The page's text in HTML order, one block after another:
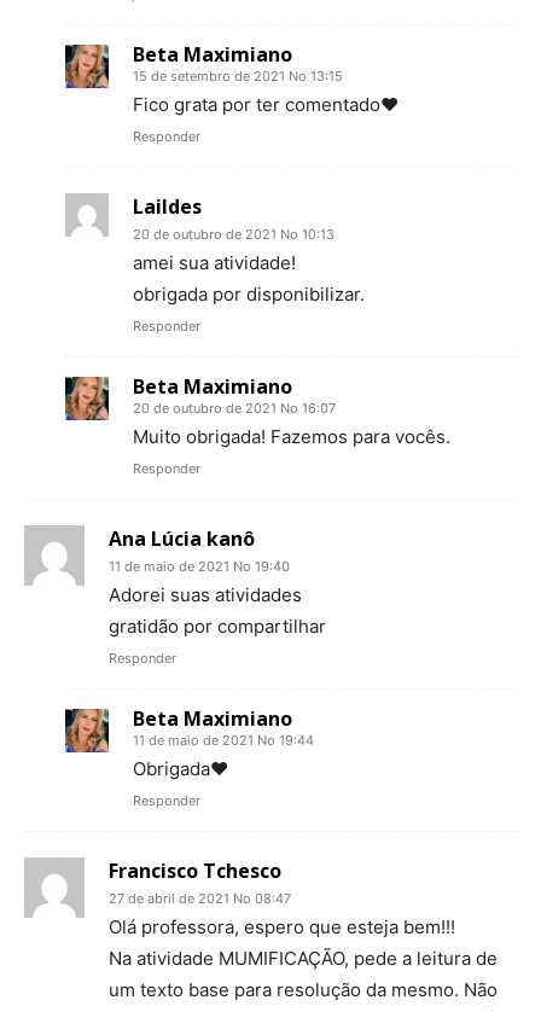
Beta Maximiano
15 de setembro de 2021 No 13:15
Fico grata por ter comentado♥
Responder
Laildes
20 de outubro de 2021 No 10:13
amei sua atividade!
obrigada por disponibilizar.
Responder
Beta Maximiano
20 de outubro de 2021 No 16:07
Muito obrigada! Fazemos para vocês.
Responder
Ana Lúcia kanô
11 de maio de 2021 No 19:40
Adorei suas atividades
gratidão por compartilhar
Responder
Beta Maximiano
11 de maio de 2021 No 19:44
Obrigada♥
Responder
Francisco Tchesco
27 de abril de 2021 No 08:47
Olá professora, espero que esteja bem!!!
Na atividade MUMIFICAÇÃO, pede a leitura de
um texto base para resolução da mesmo. Não